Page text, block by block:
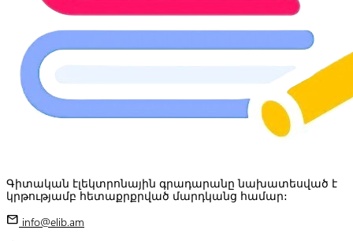
Գիտական էլեկտրոնային գրադարանը նախատեսված է
կրթությամբ հետաքրքրված մարդկանց համար:
mail info@elib.am